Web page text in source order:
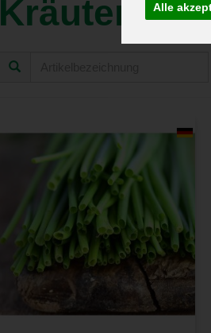
Alle
Kräuter &